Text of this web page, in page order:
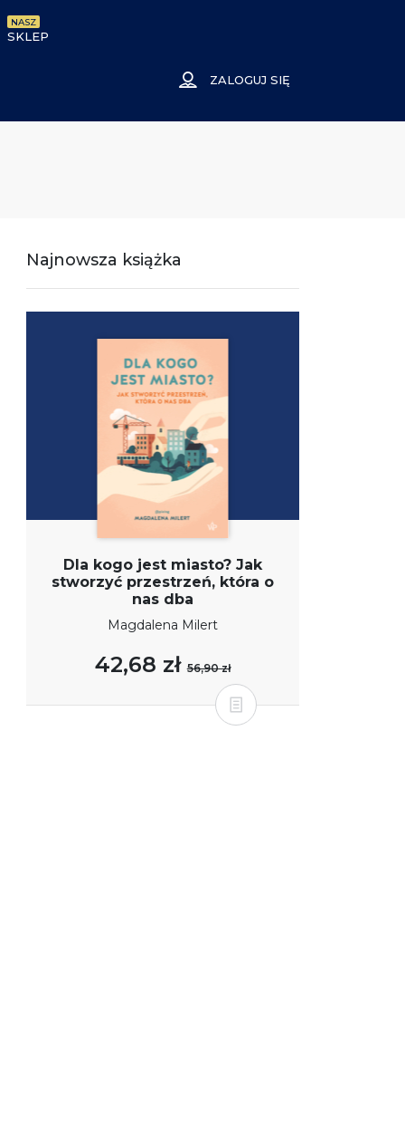
SKLEP
NASZ
ZALOGUJ SIĘ
Najnowsza książka
Dla kogo jest miasto? Jak
stworzyć przestrzeń, która o
nas dba
Magdalena Milert
42,68 zł56,90 zł